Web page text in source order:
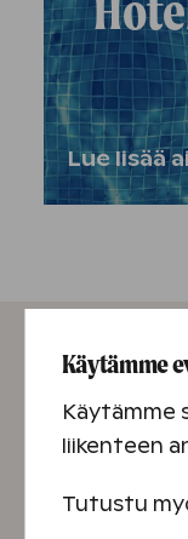
Lue lisää
Käytämme
Käytämme
liikenteen
Tutustu